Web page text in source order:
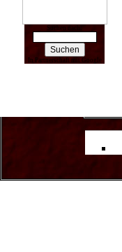
Suchen nach:
In Partnerschaft mit Google